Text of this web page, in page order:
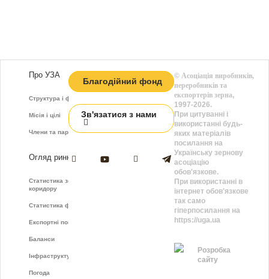
Про УЗА
Структура і функції
Місія і цілі
Члени та партнери
Огляд ринку
Статистика зернового
коридору
Статистика фрахту
Експортні показники
Баланси
Інфраструктура
Погода
Благодійний фонд
Зв'язатися з нами
©Асоціація виробників,
переробників та
експортерів зерна,
1997-2026.
При цитуванні і
використанні будь-
яких матеріалів
посилання на
Українську зернову
асоціацію
обов'язкове.
При використанні в
інтернет обов'язкове
так само
гіперпосилання на
https://uga.ua
Розробка
сайту